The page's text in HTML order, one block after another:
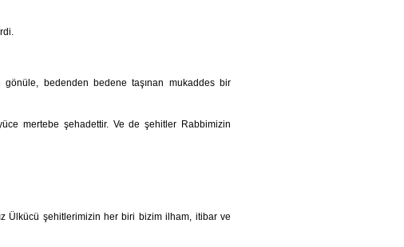
gönüle, bedenden bedene taşınan mukaddes bir
mertebe şehadettir. Ve de şehitler Rabbimizin
Ülkücü şehitlerimizin her biri bizim ilham, itibar ve